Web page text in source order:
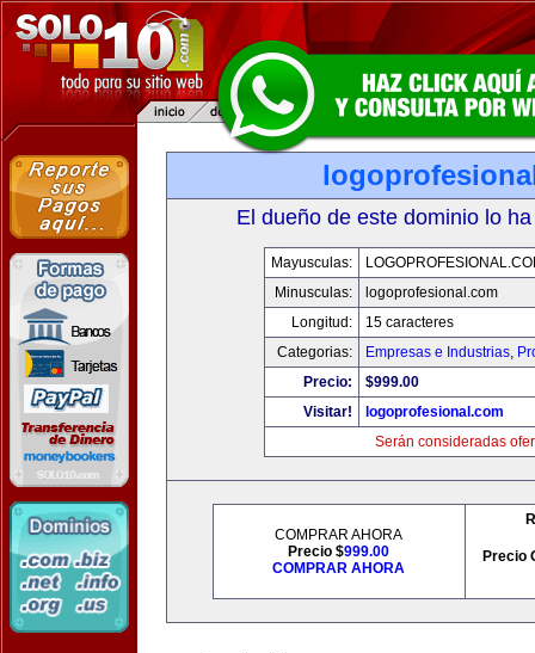
El dueño de este dominio lo
Mayusculas:
Minusculas:
logoprofesional.com
Longitud:
15 caracteres
Categorias:
Empresas e Industrias,
Precio:
$999.00
Visitar!
logoprofesional.com
Serán consideradas
COMPRAR AHORA
Precio $999.00
COMPRAR AHORA
Precio